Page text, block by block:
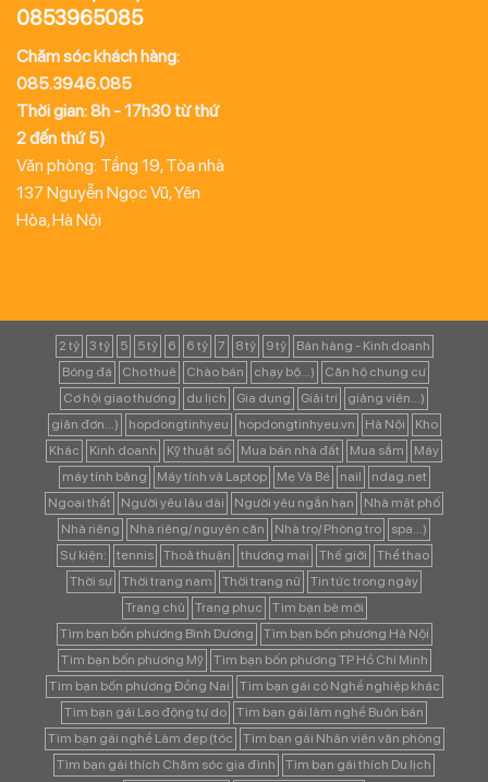
0853965085
Chăm sóc khách hàng:
085.3946.085
Thời gian: 8h - 17h30 từ thứ
2 đến thứ 5)
Văn phòng: Tầng 19, Tòa nhà
137 Nguyễn Ngọc Vũ, Yên
Hòa, Hà Nội
2 tỷ 3 tỷ 5 5 tỷ 6 6 tỷ 7 8 tỷ 9 tỷ
Bán hàng - Kinh doanh
Bóng đá
Cho thuê Chào bán chạy bộ...)
Căn hộ chung cư
Cơ hội giao thương
du lịch Gia dụng Giải trí
giảng viên...)
giản đơn...)
hopdongtinhyeu hopdongtinhyeu.vn Hà Nội
Kho
Khác
Kinh doanh Kỹ thuật số Mua bán nhà đất Mua sắm
Máy
máy tính bảng
Máy tính và Laptop Mẹ Và Bé nail
ndag.net
Ngoại thất
Người yêu lâu dài Người yêu ngắn hạn
Nhà mặt phố
Nhà riêng
Nhà riêng/ nguyên căn Nhà trọ/ Phòng trọ
spa...)
Sự kiện:
tennis Thoả thuận thương mại Thế giới
Thể thao
Thời sự
Thời trang nam Thời trang nữ
Tin tức trong ngày
Trang chủ
Trang phục
Tìm bạn bè mới
Tìm bạn bốn phương Bình Dương
Tìm bạn bốn phương Hà Nội
Tìm bạn bốn phương Mỹ
Tìm bạn bốn phương TP Hồ Chí Minh
Tìm bạn bốn phương Đồng Nai
Tìm bạn gái có Nghề nghiệp khác
Tìm bạn gái Lao động tự do
Tìm bạn gái làm nghề Buôn bán
Tìm bạn gái nghề Làm đẹp (tóc
Tìm bạn gái Nhân viên văn phòng
Tìm bạn gái thích Chăm sóc gia đình
Tìm bạn gái thích Du lịch